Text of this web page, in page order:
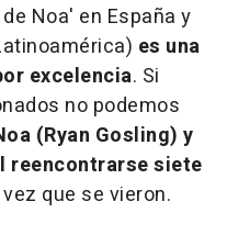
Noa' en España y
es una
excelencia. Si
no podemos
(Ryan Gosling) y
reencontrarse siete
que se vieron.